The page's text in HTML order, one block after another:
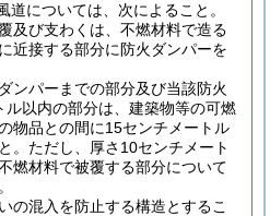
道については、次によること。
及び支わくは、不燃材料で造る
近接する部分に防火ダンパーを
ンパーまでの部分及び当該防火
ル以内の部分は、建築物等の可燃
物品との間に15センチメートル
。 ただし、厚さ10センチメート
燃材料で被覆する部分について
の混入を防止する構造とするこ